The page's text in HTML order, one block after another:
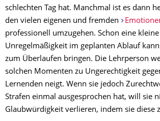
schlechten Tag hat. Manchmal ist es dann
den vielen eigenen und fremden
professionell umzugehen. Schon eine
Unregelmäßigkeit im geplanten Ablauf kann
zum Überlaufen bringen. Die Lehrperson
solchen Momenten zu Ungerechtigkeit
Lernenden neigt. Wenn sie jedoch
Strafen einmal ausgesprochen hat, will sie
Glaubwürdigkeit verlieren, indem sie diese